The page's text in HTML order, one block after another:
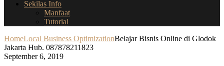
Sekilas Info
Manfaat
Tutorial
HomeLocal Business OptimizationBelajar Bisnis Online di Glodok
Jakarta Hub. 087878211823
September 6, 2019